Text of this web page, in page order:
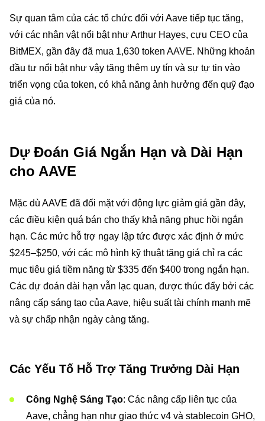
Sự quan tâm của các tổ chức đối với Aave tiếp tục tăng,
với các nhân vật nổi bật như Arthur Hayes, cựu CEO của
BitMEX, gần đây đã mua 1,630 token AAVE. Những khoản
đầu tư nổi bật như vậy tăng thêm uy tín và sự tự tin vào
triển vọng của token, có khả năng ảnh hưởng đến quỹ đạo
giá của nó.
Dự Đoán Giá Ngắn Hạn và Dài Hạn
cho AAVE
Mặc dù AAVE đã đối mặt với động lực giảm giá gần đây,
các điều kiện quá bán cho thấy khả năng phục hồi ngắn
hạn. Các mức hỗ trợ ngay lập tức được xác định ở mức
$245–$250, với các mô hình kỹ thuật tăng giá chỉ ra các
mục tiêu giá tiềm năng từ $335 đến $400 trong ngắn hạn.
Các dự đoán dài hạn vẫn lạc quan, được thúc đẩy bởi các
nâng cấp sáng tạo của Aave, hiệu suất tài chính mạnh mẽ
và sự chấp nhận ngày càng tăng.
Các Yếu Tố Hỗ Trợ Tăng Trưởng Dài Hạn
Công Nghệ Sáng Tạo: Các nâng cấp liên tục của
Aave, chẳng hạn như giao thức v4 và stablecoin GHO,